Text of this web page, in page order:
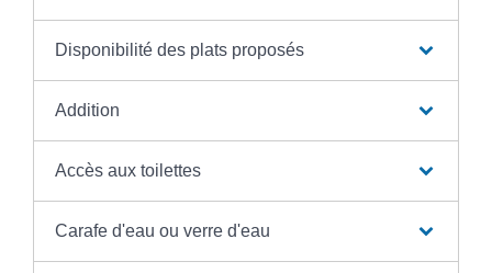
Disponibilité des plats proposés
Addition
Accès aux toilettes
Carafe d'eau ou verre d'eau